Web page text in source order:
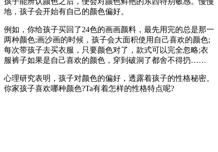
地，孩子会开始有自己的颜色偏好。
例如，你给孩子买回了24色的画画颜料，最先用完的总是那一
两种颜色;画沙画的时候，孩子会大面积使用自己喜欢的颜色;
每次带孩子去买衣服，只要颜色对了，款式可以完全忽略;衣
服裤子如果是自己喜欢的颜色，穿到破洞了都舍不得扔……
心理研究表明，孩子对颜色的偏好，透露着孩子的性格秘密。
你家孩子喜欢哪种颜色?Ta有着怎样的性格特点呢?